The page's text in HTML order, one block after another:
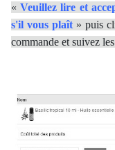
«Veuillez lire et
s'il vous plaît » puis
commande et suivez